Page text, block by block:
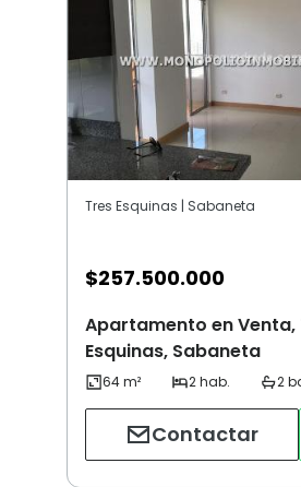
Tres Esquinas | Sabaneta
$257.500.000
Apartamento en Venta,
Esquinas, Sabaneta
Contactar